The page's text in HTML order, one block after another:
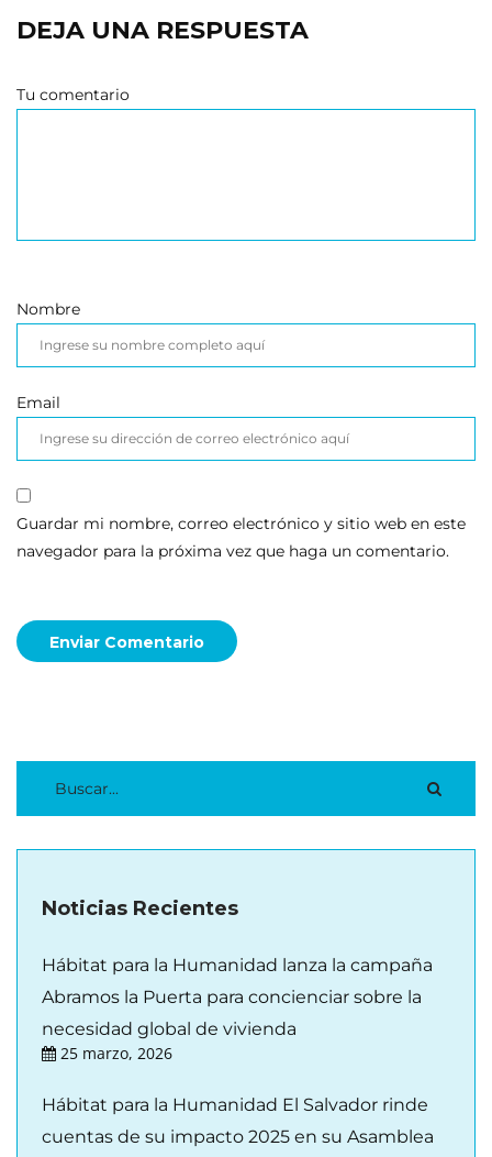
DEJA UNA RESPUESTA
Tu comentario
Nombre
Email
Guardar mi nombre, correo electrónico y sitio web en este
navegador para la próxima vez que haga un comentario.
Enviar Comentario
Noticias Recientes
Hábitat para la Humanidad lanza la campaña
Abramos la Puerta para concienciar sobre la
necesidad global de vivienda
25 marzo, 2026
Hábitat para la Humanidad El Salvador rinde
cuentas de su impacto 2025 en su Asamblea